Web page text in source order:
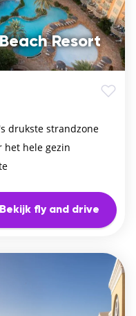
Resort
drukste strandzone
het hele gezin
Bekijk fly and drive